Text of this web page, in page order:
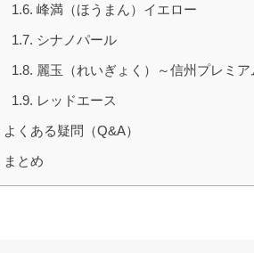
1.6. 峰満（ほうまん）イエロー
1.7. シナノパール
1.8. 麗玉（れいぎょく）～信州プレミ
1.9. レッドエース
よくある疑問（Q&A）
まとめ